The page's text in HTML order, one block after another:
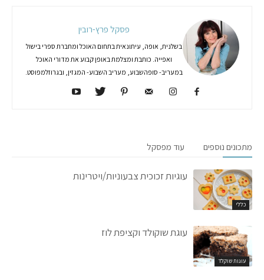
פסקל פרץ-רובין
בשלנית, אופה, עיתונאית בתחום האוכל ומחברת ספרי בישול
ואפייה. כותבת ומצלמת באופן קבוע את מדורי האוכל
במעריב- סופהשבוע, מעריב השבוע- המגזין, ובגרוזלמפוסט.
מתכונים נוספים עוד מפסקל
כללי
עוגיות זכוכית צבעוניות/ויטרינות
עוגות שוקלד
עוגת שוקולד וקציפת לוז